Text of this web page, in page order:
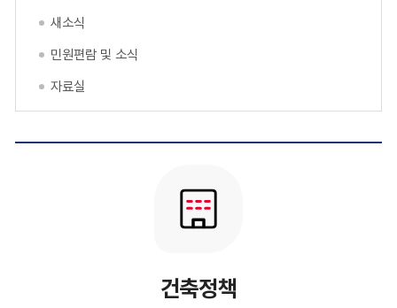
새소식
민원편람 및 소식
자료실
건축정책